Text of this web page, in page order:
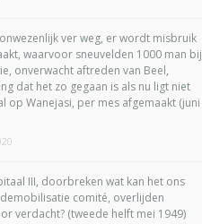
ver weg, er wordt misbruik
waarvoor sneuvelden 1000 man bij
onverwacht aftreden van Beel,
dat het zo gegaan is als nu ligt niet
op Wanejasi, per mes afgemaakt (juni
III, doorbreken wat kan het ons
comité, overlijden
verdacht? (tweede helft mei 1949)